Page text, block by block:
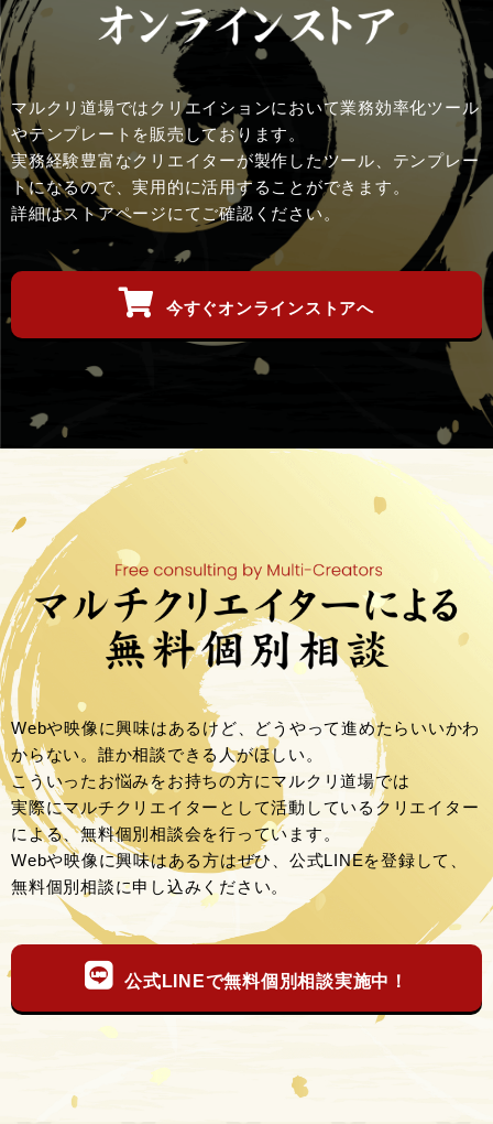
マルクリ道場ではクリエイションにおいて業務効率化ツール
やテンプレートを販売しております。
実務経験豊富なクリエイターが製作したツール、テンプレー
トになるので、実用的に活用することができます。
詳細はストアページにてご確認ください。
今すぐオンラインストアへ
Webや映像に興味はあるけど、どうやって進めたらいいかわ
からない。誰か相談できる人がほしい。
こういったお悩みをお持ちの方にマルクリ道場では
実際にマルチクリエイターとして活動しているクリエイター
による、無料個別相談会を行っています。
Webや映像に興味はある方はぜひ、公式LINEを登録して、
無料個別相談に申し込みください。
公式LINEで無料個別相談実施中！